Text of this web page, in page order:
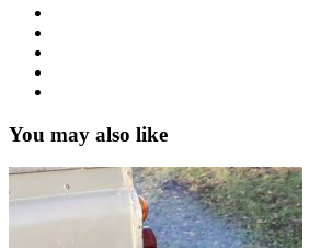
You may also like